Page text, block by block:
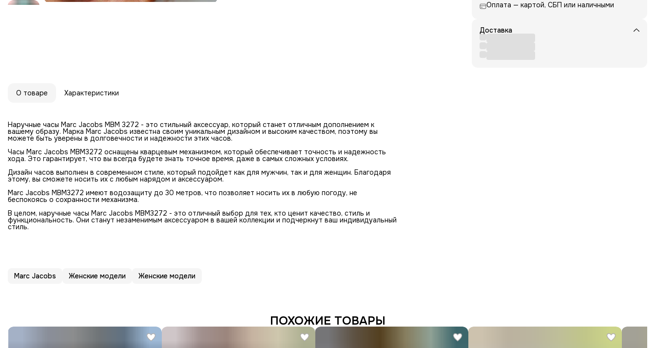
Оплата — картой, СБП или наличными
Доставка
О товаре Характеристики
Наручные часы Marc Jacobs MBM 3272 - это стильный аксессуар, который станет отличным дополнением к
вашему образу. Марка Marc Jacobs известна своим уникальным дизайном и высоким качеством, поэтому вы
можете быть уверены в долговечности и надежности этих часов.
Часы Marc Jacobs MBM3272 оснащены кварцевым механизмом, который обеспечивает точность и надежность
хода. Это гарантирует, что вы всегда будете знать точное время, даже в самых сложных условиях.
Дизайн часов выполнен в современном стиле, который подойдет как для мужчин, так и для женщин. Благодаря
этому, вы сможете носить их с любым нарядом и аксессуаром.
Marc Jacobs MBM3272 имеют водозащиту до 30 метров, что позволяет носить их в любую погоду, не
беспокоясь о сохранности механизма.
В целом, наручные часы Marc Jacobs MBM3272 - это отличный выбор для тех, кто ценит качество, стиль и
функциональность. Они станут незаменимым аксессуаром в вашей коллекции и подчеркнут ваш индивидуальный
стиль.
Marc Jacobs Женские модели Женские модели
ПОХОЖИЕ ТОВАРЫ